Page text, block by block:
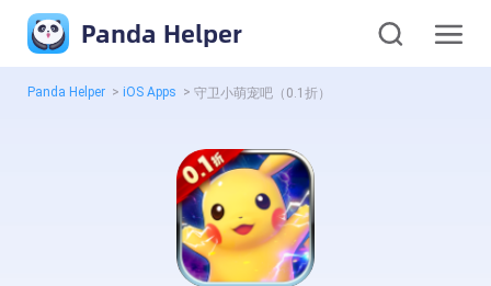
Panda Helper
Panda Helper > iOS Apps > 守卫小萌宠吧（0.1折）